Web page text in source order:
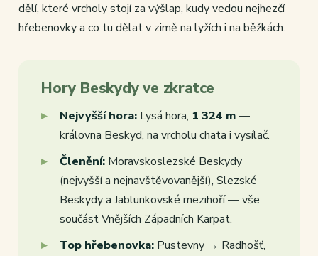
dělí, které vrcholy stojí za výšlap, kudy vedou nejhezčí
hřebenovky a co tu dělat v zimě na lyžích i na běžkách.
Hory Beskydy ve zkratce
Nejvyšší hora: Lysá hora, 1 324 m—
královna Beskyd, na vrcholu chata i vysílač.
Členění: Moravskoslezské Beskydy
(nejvyšší a nejnavštěvovanější), Slezské
Beskydy a Jablunkovské mezihoří — vše
součást Vnějších Západních Karpat.
Top hřebenovka: Pustevny → Radhošť,